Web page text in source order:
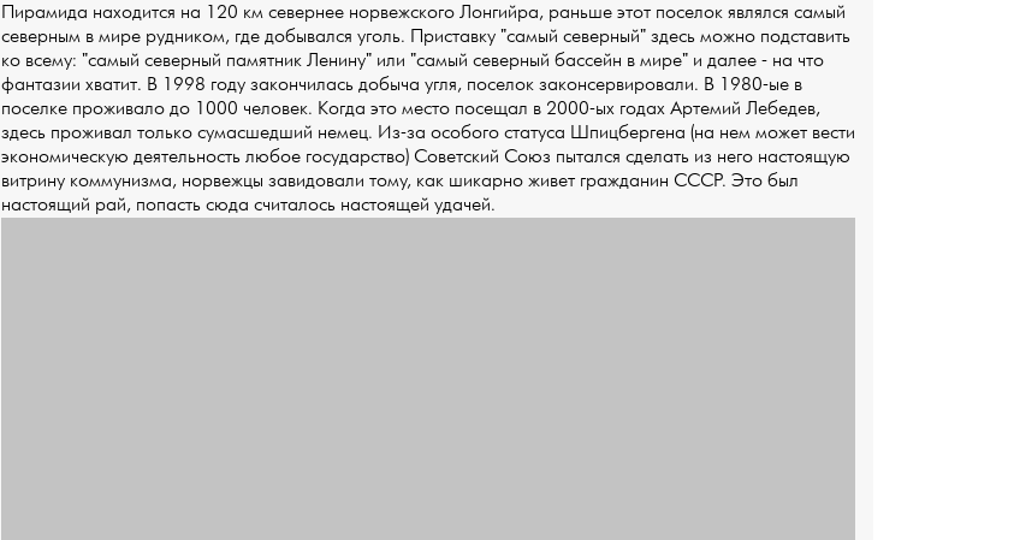
Пирамида находится на 120 км севернее норвежского Лонгийра, раньше этот поселок являлся самый
северным в мире рудником, где добывался уголь. Приставку "самый северный" здесь можно подставить
ко всему: "самый северный памятник Ленину" или "самый северный бассейн в мире" и далее - на что
фантазии хватит. В 1998 году закончилась добыча угля, поселок законсервировали. В 1980-ые в
поселке проживало до 1000 человек. Когда это место посещал в 2000-ых годах Артемий Лебедев,
здесь проживал только сумасшедший немец. Из-за особого статуса Шпицбергена (на нем может вести
экономическую деятельность любое государство) Советский Союз пытался сделать из него настоящую
витрину коммунизма, норвежцы завидовали тому, как шикарно живет гражданин СССР. Это был
настоящий рай, попасть сюда считалось настоящей удачей.